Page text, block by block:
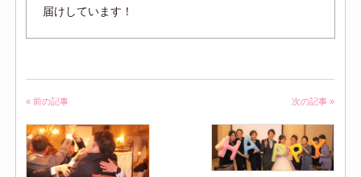
届けしています！
« 前の記事 次の記事 »